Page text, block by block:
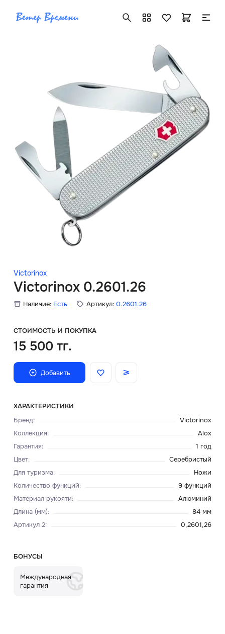
Victorinox
Victorinox 0.2601.26
Наличие: Есть Артикул: 0.2601.26
СТОИМОСТЬ И ПОКУПКА
15 500 тг.
Добавить
ХАРАКТЕРИСТИКИ
Бренд:
Victorinox
Коллекция:
Alox
Гарантия:
1 год
Цвет:
Серебристый
Для туризма:
Ножи
Количество функций:
9 функций
Материал рукояти:
Алюминий
Длина (мм):
84 мм
Артикул 2: 0,2601,26
БОНУСЫ
Международная
гарантия
+7 ( 705 ) 181-42-50
info@vetervremeni.kz
Каталог
Мужские часы
Женские часы
Скидки
Главная
О нас